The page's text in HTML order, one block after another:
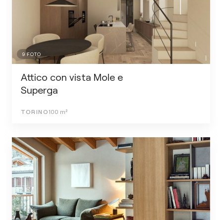
9FOTO
Attico con vista Mole e
Superga
TORINO100 m²